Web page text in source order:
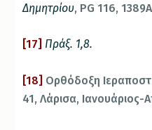
Δημητρίου, PG 116,
[17] Πράξ. 1,8.
[18] Ορθόδοξη
41, Λάρισα, Ιανουάριος-